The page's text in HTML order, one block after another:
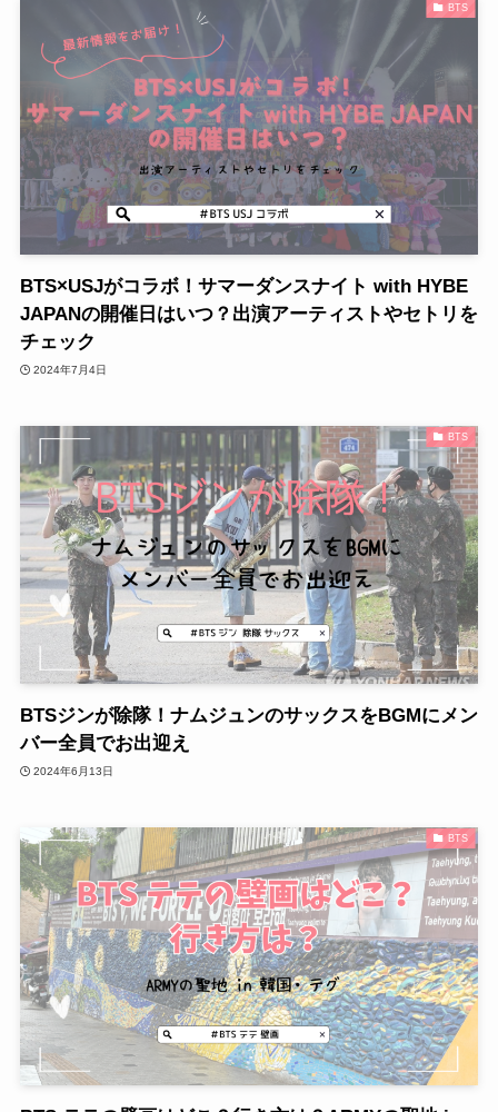
BTS
BTS×USJがコラボ！サマーダンスナイト with HYBE
JAPANの開催日はいつ？出演アーティストやセトリを
チェック
2024年7月4日
BTS
BTSジンが除隊！ナムジュンのサックスをBGMにメン
バー全員でお出迎え
2024年6月13日
BTS